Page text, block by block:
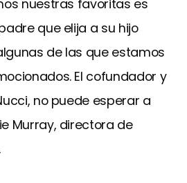
nuestras favoritas es
que elija a su hijo
de las que estamos
El cofundador y
no puede esperar a
Murray, directora de